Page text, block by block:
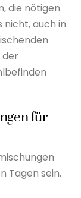
die nötigen
nicht, auch in
der
für
Tagen sein.